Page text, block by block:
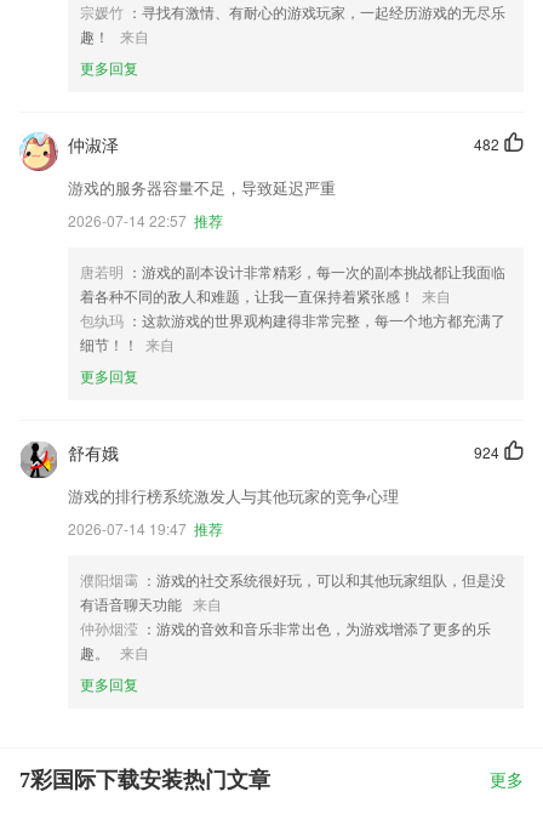
宗媛竹 ：寻找有激情、有耐心的游戏玩家，一起经历游戏的无尽乐
趣！
来自
更多回复
482
仲淑泽
游戏的服务器容量不足，导致延迟严重
2026-07-14 22:57 推荐
唐若明 ：游戏的副本设计非常精彩，每一次的副本挑战都让我面临
着各种不同的敌人和难题，让我一直保持着紧张感！
来自
包纨玛 ：这款游戏的世界观构建得非常完整，每一个地方都充满了
细节！！
来自
更多回复
924
舒有娥
游戏的排行榜系统激发人与其他玩家的竞争心理
2026-07-14 19:47 推荐
濮阳烟霭 ：游戏的社交系统很好玩，可以和其他玩家组队，但是没
有语音聊天功能 来自
仲孙烟滢 ：游戏的音效和音乐非常出色，为游戏增添了更多的乐
趣。
来自
更多回复
7彩国际下载安装热门文章 更多